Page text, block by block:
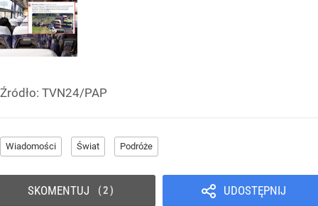
Źródło: TVN24/PAP
Wiadomości Świat Podróże
UDOSTĘPNIJ
SKOMENTUJ 2